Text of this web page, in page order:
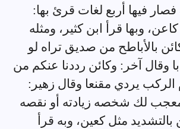
فيها أربع لغات قرئ بها:
وبها قرأ ابن كثير، ومثله
بالأباطح من صديق تراه لو
وقال آخر: وكائن رددنا عنكم من
يردي مقنعا وقال زهير:
لك شخصه زيادته أو نقصه
مثل كعين، وبه قرأ